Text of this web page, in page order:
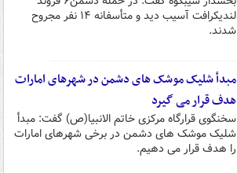
لندیکرافت آسیب دید و متأسفانه ۱۴ نفر مجروح
شدند.
مبدأ شلیک موشک های دشمن در شهرهای امارات
هدف قرار می گیرد
سخنگوی قرارگاه مرکزی خاتم الانبیا(ص) گفت: مبدأ
شلیک موشک های دشمن در برخی شهرهای امارات
را هدف قرار می دهیم.